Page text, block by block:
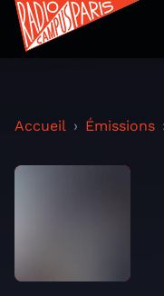
Accueil Émissions